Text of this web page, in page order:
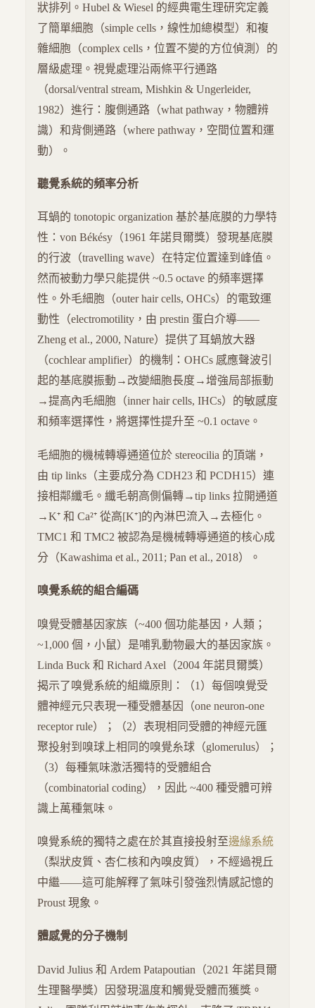
狀排列。Hubel & Wiesel 的經典電生理研究定義
了簡單細胞（simple cells，線性加總模型）和複
雜細胞（complex cells，位置不變的方位偵測）的
層級處理。視覺處理沿兩條平行通路
（dorsal/ventral stream, Mishkin & Ungerleider,
1982）進行：腹側通路（what pathway，物體辨
識）和背側通路（where pathway，空間位置和運
動）。
聽覺系統的頻率分析
耳蝸的 tonotopic organization 基於基底膜的力學特
性：von Békésy（1961 年諾貝爾獎）發現基底膜
的行波（travelling wave）在特定位置達到峰值。
然而被動力學只能提供 ~0.5 octave 的頻率選擇
性。外毛細胞（outer hair cells, OHCs）的電致運
動性（electromotility，由 prestin 蛋白介導——
Zheng et al., 2000, Nature）提供了耳蝸放大器
（cochlear amplifier）的機制：OHCs 感應聲波引
起的基底膜振動→改變細胞長度→增強局部振動
→提高內毛細胞（inner hair cells, IHCs）的敏感度
和頻率選擇性，將選擇性提升至 ~0.1 octave。
毛細胞的機械轉導通道位於 stereocilia 的頂端，
由 tip links（主要成分為 CDH23 和 PCDH15）連
接相鄰纖毛。纖毛朝高側偏轉→tip links 拉開通道
→K⁺ 和 Ca²⁺ 從高[K⁺]的內淋巴流入→去極化。
TMC1 和 TMC2 被認為是機械轉導通道的核心成
分（Kawashima et al., 2011; Pan et al., 2018）。
嗅覺系統的組合編碼
嗅覺受體基因家族（~400 個功能基因，人類；
~1,000 個，小鼠）是哺乳動物最大的基因家族。
Linda Buck 和 Richard Axel（2004 年諾貝爾獎）
揭示了嗅覺系統的組織原則：（1）每個嗅覺受
體神經元只表現一種受體基因（one neuron-one
receptor rule）；（2）表現相同受體的神經元匯
聚投射到嗅球上相同的嗅覺糸球（glomerulus）；
（3）每種氣味激活獨特的受體組合
（combinatorial coding），因此 ~400 種受體可辨
識上萬種氣味。
嗅覺系統的獨特之處在於其直接投射至邊緣系統
（梨狀皮質、杏仁核和內嗅皮質），不經過視丘
中繼——這可能解釋了氣味引發強烈情感記憶的
Proust 現象。
體感覺的分子機制
David Julius 和 Ardem Patapoutian（2021 年諾貝爾
生理醫學獎）因發現溫度和觸覺受體而獲獎。